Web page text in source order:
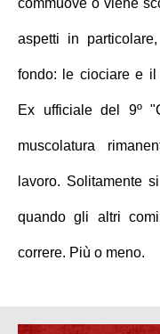
commuove o viene
aspetti in
fondo: le ciociare e il
Ex ufficiale del 9º
muscolatura
lavoro. Solitamente
quando gli altri
correre. Più o meno.